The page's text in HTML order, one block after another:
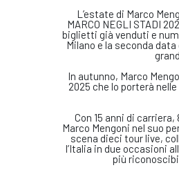
L’estate di Marco
MARCO NEGLI STADI
biglietti già venduti e
Milano e la seconda
In autunno, Marco
2025 che lo porterà
Con 15 anni di
Marco Mengoni nel suo
scena dieci tour live,
l’Italia in due occasioni
più